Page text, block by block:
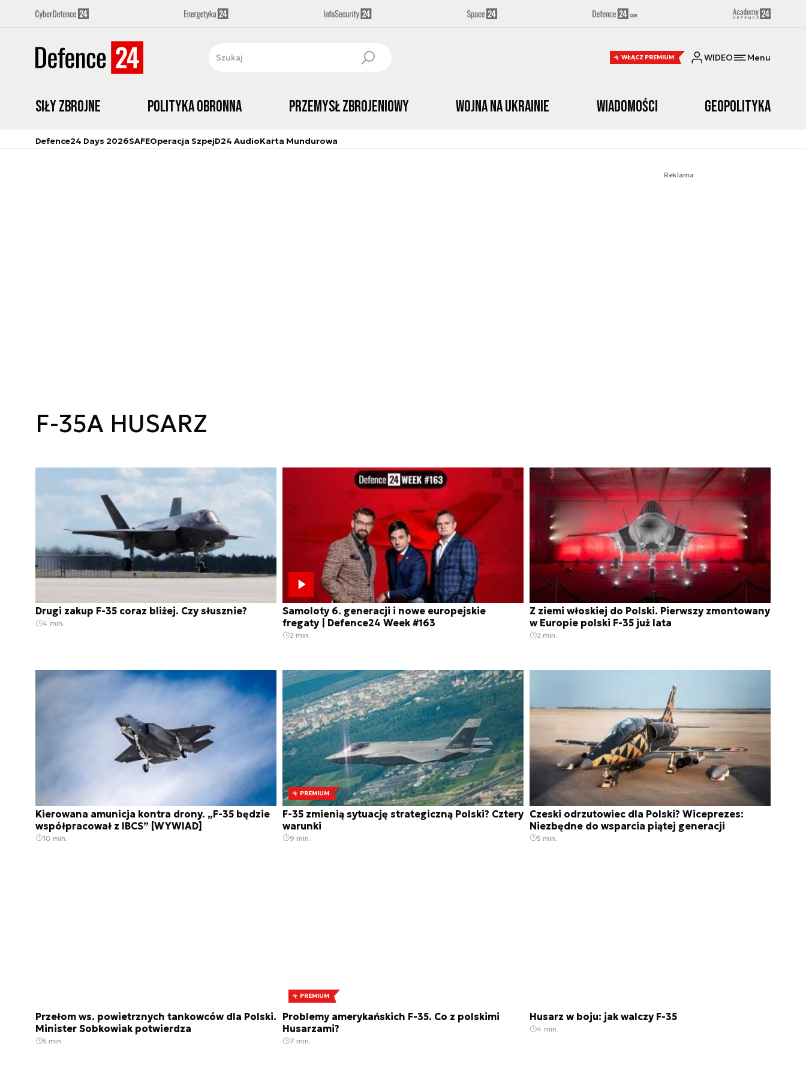
WŁĄCZ PREMIUM WIDEO Menu
Siły zbrojne Polityka obronna Przemysł Zbrojeniowy Wojna na Ukrainie Wiadomości Geopolityka
Defence24 Days 2026SAFEOperacja SzpejD24 AudioKarta Mundurowa
Reklama
F-35A HUSARZ
Drugi zakup F-35 coraz bliżej. Czy słusznie?
4 min.
Samoloty 6. generacji i nowe europejskie
fregaty | Defence24 Week #163
2 min.
Z ziemi włoskiej do Polski. Pierwszy zmontowany
w Europie polski F-35 już lata
2 min.
Kierowana amunicja kontra drony. „F-35 będzie
współpracował z IBCS” [WYWIAD]
10 min.
PREMIUM
F-35 zmienią sytuację strategiczną Polski? Cztery
warunki
9 min.
Czeski odrzutowiec dla Polski? Wiceprezes:
Niezbędne do wsparcia piątej generacji
5 min.
Przełom ws. powietrznych tankowców dla Polski.
Minister Sobkowiak potwierdza
5 min.
PREMIUM
Problemy amerykańskich F-35. Co z polskimi
Husarzami?
7 min.
Husarz w boju: jak walczy F-35
4 min.